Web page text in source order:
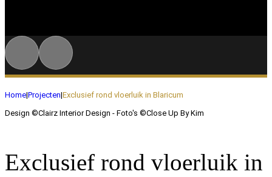
Home|Projecten|Exclusief rond vloerluik in Blaricum
Design ©Clairz Interior Design - Foto's ©Close Up By Kim
Exclusief rond vloerluik in